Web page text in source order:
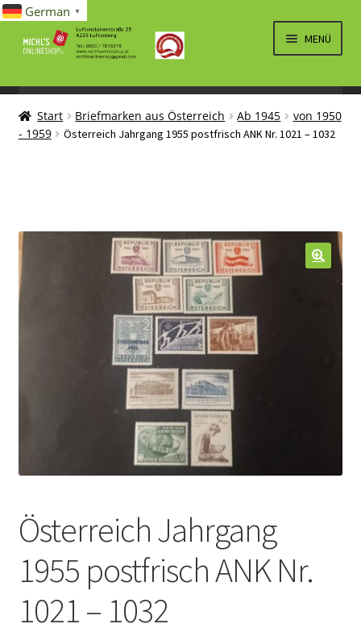
Navigation
Inhalt
MENÜ
SPIELWAREN/BAUSÄTZE
ÖFFNEN
ELEKTRO
ÖFFNEN
BRIEFMARKEN
ÖFFNEN
Start Briefmarken aus Österreich Ab 1945
von 1950
- 1959
Österreich Jahrgang 1955 postfrisch ANK Nr. 1021 – 1032
Österreich Jahrgang
1955 postfrisch ANK Nr.
1021 – 1032
German ▼